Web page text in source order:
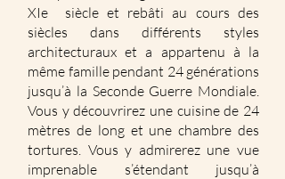
XIe siècle et rebâti au cours des
siècles dans différents styles
architecturaux et a appartenu à la
même famille pendant 24 générations
jusqu’à la Seconde Guerre Mondiale.
Vous y découvrirez une cuisine de 24
mètres de long et une chambre des
tortures. Vous y admirerez une vue
imprenable s’étendant jusqu’à